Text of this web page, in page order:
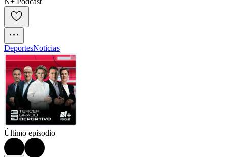
DeportesNoticias
Último episodio